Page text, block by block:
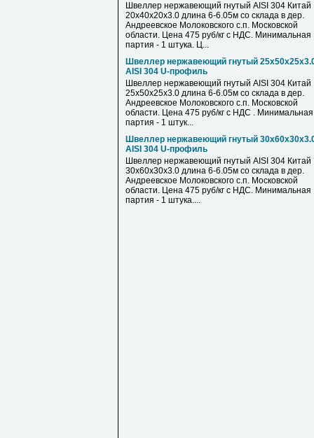
Швеллер нержавеющий гнутый AISI 304 Китай
20х40х20х3.0 длина 6-6.05м со склада в дер.
Андреевское Молоковского с.п. Московской
области. Цена 475 руб/кг с НДС. Минимальная
партия - 1 штука. Ц...
Швеллер нержавеющий гнутый
AISI 304 U-профиль
Швеллер нержавеющий гнутый AISI 304 Китай
25х50х25х3.0 длина 6-6.05м со склада в дер.
Андреевское Молоковского с.п. Московской
области. Цена 475 руб/кг с НДС . Минимальная
партия - 1 штук...
Швеллер нержавеющий гнутый
AISI 304 U-профиль
Швеллер нержавеющий гнутый AISI 304 Китай
30х60х30х3.0 длина 6-6.05м со склада в дер.
Андреевское Молоковского с.п. Московской
области. Цена 475 руб/кг с НДС. Минимальная
партия - 1 штука....